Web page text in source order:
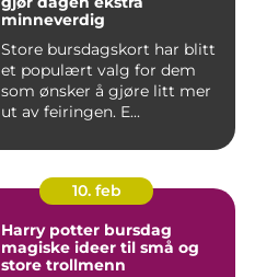
minneverdig
Store bursdagskort har blitt
et populært valg for dem
som ønsker å gjøre litt mer
ut av feiringen. E...
10. feb
Harry potter bursdag
magiske ideer til små og
store trollmenn